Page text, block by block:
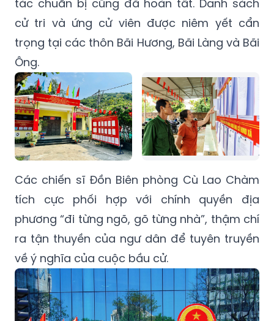
tác chuẩn bị cũng đã hoàn tất. Danh sách
cử tri và ứng cử viên được niêm yết cẩn
trọng tại các thôn Bãi Hương, Bãi Làng và Bãi
Ông.
Các chiến sĩ Đồn Biên phòng Cù Lao Chàm
tích cực phối hợp với chính quyền địa
phương “đi từng ngõ, gõ từng nhà”, thậm chí
ra tận thuyền của ngư dân để tuyên truyền
về ý nghĩa của cuộc bầu cử.